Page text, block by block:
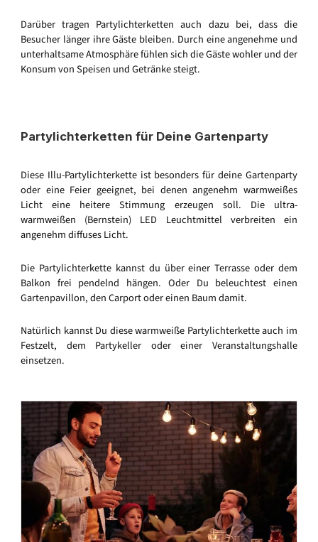
Darüber tragen Partylichterketten auch dazu bei, dass die
Besucher länger ihre Gäste bleiben. Durch eine angenehme und
unterhaltsame Atmosphäre fühlen sich die Gäste wohler und der
Konsum von Speisen und Getränke steigt.
Partylichterketten für Deine Gartenparty
Diese Illu-Partylichterkette ist besonders für deine Gartenparty
oder eine Feier geeignet, bei denen angenehm warmweißes
Licht eine heitere Stimmung erzeugen soll. Die ultra-
warmweißen (Bernstein) LED Leuchtmittel verbreiten ein
angenehm diffuses Licht.
Die Partylichterkette kannst du über einer Terrasse oder dem
Balkon frei pendelnd hängen. Oder Du beleuchtest einen
Gartenpavillon, den Carport oder einen Baum damit.
Natürlich kannst Du diese warmweiße Partylichterkette auch im
Festzelt, dem Partykeller oder einer Veranstaltungshalle
einsetzen.